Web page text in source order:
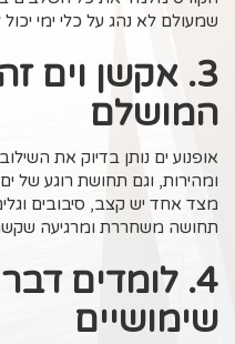
שמעולם לא נהג על כלי ימי יכול
3. אקשן וים
המושלם
אופנוע ים נותן בדיוק את
ומהירות, וגם תחושת רוגע של ים
מצד אחד יש קצב, סיבובים
תחושה משחררת ומרגיעה שקשה
4. לומדים
שימושיים